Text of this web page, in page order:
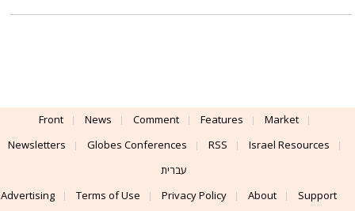
Front News Comment Features
Market
Newsletters
Globes Conferences RSS
Israel Resources
עברית
Advertising
Terms of Use Privacy Policy About Support